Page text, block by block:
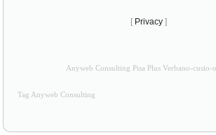
[ Privacy ]
Anyweb Consulting Pisa Plus Verbano-cusio-
Tag Anyweb Consulting